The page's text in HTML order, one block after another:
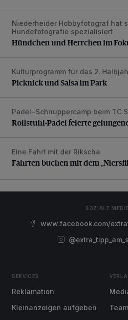
Hündchen und Herrchen im
Niederheider Hobbyfotograf hat
Hundefotografie spezialisiert
Hündchen und Herrchen im
Picknick und Salsa im Park
Kulturprogramm für das 2.
Picknick und Salsa im Park
Rollstuhl-Padel feierte
Padel-Schnuppercamp beim TC
Rollstuhl-Padel feierte
Fahrten buchen mit dem
Eine Fahrt mit der Rikscha
Fahrten buchen mit dem
SOZIALE
www.facebook.com/
SERVICES
Reklamation
Kleinanzeigen aufgeben
Team